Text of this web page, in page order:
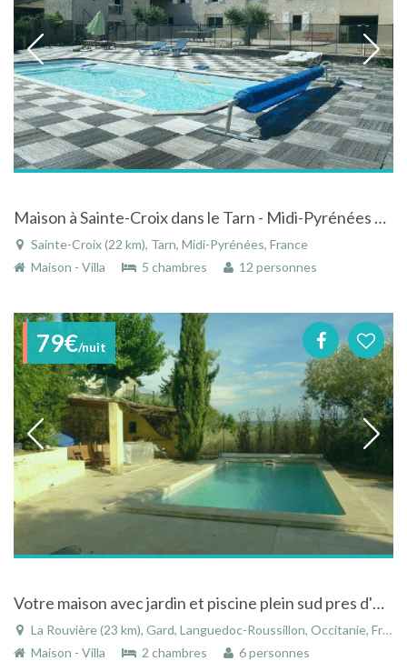
Maison à Sainte-Croix dans le Tarn - Midi-Pyrénées avec piscine
Sainte-Croix (22 km), Tarn, Midi-Pyrénées, France
Maison - Villa
5 chambres 12 personnes
79€/nuit
Votre maison avec jardin et piscine plein sud pres d'Uzes, Nimes, Anduze !
La Rouvière (23 km), Gard, Languedoc-Roussillon, Occitanie, France
Maison - Villa
2 chambres 6 personnes